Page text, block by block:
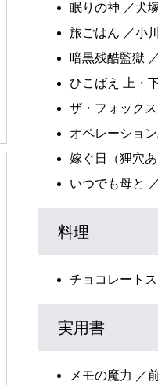
眠りの神 ／犬
旅ごはん ／小
暗黒残酷監獄
ひこばえ 上・
ザ・フォック
オペレーショ
嫁ぐ日（狸穴
いつでも母と
料理
チョコレート
実用書
メモの魔力 ／